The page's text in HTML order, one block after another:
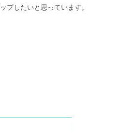
プしたいと思っています。